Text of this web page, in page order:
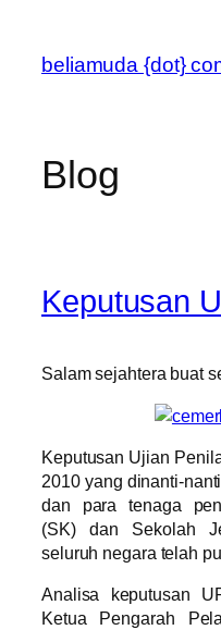
content
beliamuda {dot}
Blog
Keputusan
Salam sejahtera buat
Keputusan Ujian
2010 yang dinanti-
dan para tenaga
(SK) dan Sekolah
seluruh negara telah
Analisa keputusan
Ketua Pengarah